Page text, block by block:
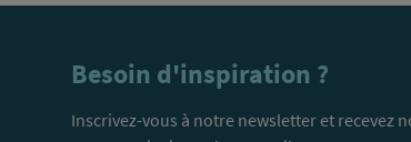
Besoin d'inspiration ?
Inscrivez-vous à notre newsletter et recevez